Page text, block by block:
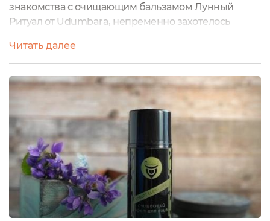
знакомства с очищающим бальзамом Лунный
Ритуал от Udumbara, непременно захотелось
средств у бренда достаточно большой, а главное
интересный. И выбор мой пал на...Очищающий
крем Yogurt clean sageПредназначен для
бережного очищения нормальной,
комбинированной и склонной к жирности кожи.И
по традиции начну...
Читать далее